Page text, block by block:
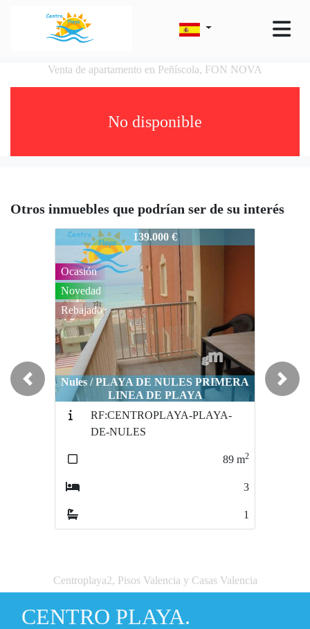
Venta de apartamento en Peñíscola, FON NOVA
No disponible
Otros inmuebles que podrían ser de su interés
34PEÑISCOLA R F - 2222 EIS -C
139.000 €
Nules / PLAYA DE NULES PRIMERA
LINEA DE PLAYA
Ocasión
Novedad
Rebajado
RF:CENTROPLAYA-PLAYA-
DE-NULES
89 m2
3
1
Previous Next
Centroplaya2, Pisos Valencia y Casas Valencia
CENTRO PLAYA.